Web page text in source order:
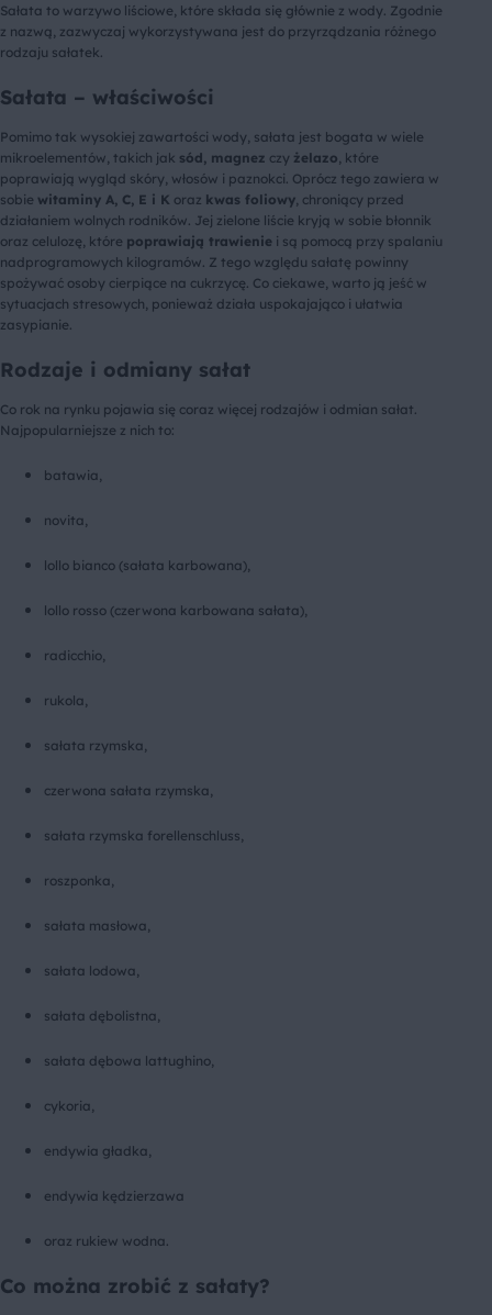
Sałata to warzywo liściowe, które składa się głównie z wody. Zgodnie
z nazwą, zazwyczaj wykorzystywana jest do przyrządzania różnego
rodzaju sałatek.
Sałata – właściwości
Pomimo tak wysokiej zawartości wody, sałata jest bogata w wiele
mikroelementów, takich jak sód, magnez czy żelazo , które
poprawiają wygląd skóry, włosów i paznokci. Oprócz tego zawiera w
sobie witaminy A, C, E i K oraz kwas foliowy , chroniący przed
działaniem wolnych rodników. Jej zielone liście kryją w sobie błonnik
oraz celulozę, które poprawiają trawienie i są pomocą przy spalaniu
nadprogramowych kilogramów. Z tego względu sałatę powinny
spożywać osoby cierpiące na cukrzycę. Co ciekawe, warto ją jeść w
sytuacjach stresowych, ponieważ działa uspokajająco i ułatwia
zasypianie.
Rodzaje i odmiany sałat
Co rok na rynku pojawia się coraz więcej rodzajów i odmian sałat.
Najpopularniejsze z nich to:
batawia,
novita,
lollo bianco (sałata karbowana),
lollo rosso (czerwona karbowana sałata),
radicchio,
rukola,
sałata rzymska,
czerwona sałata rzymska,
sałata rzymska forellenschluss,
roszponka,
sałata masłowa,
sałata lodowa,
sałata dębolistna,
sałata dębowa lattughino,
cykoria,
endywia gładka,
endywia kędzierzawa
oraz rukiew wodna.
Co można zrobić z sałaty?